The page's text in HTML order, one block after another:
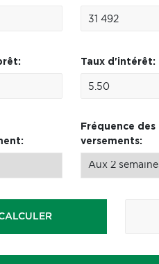
Taux d'intérêt:
Fréquence des
versements: